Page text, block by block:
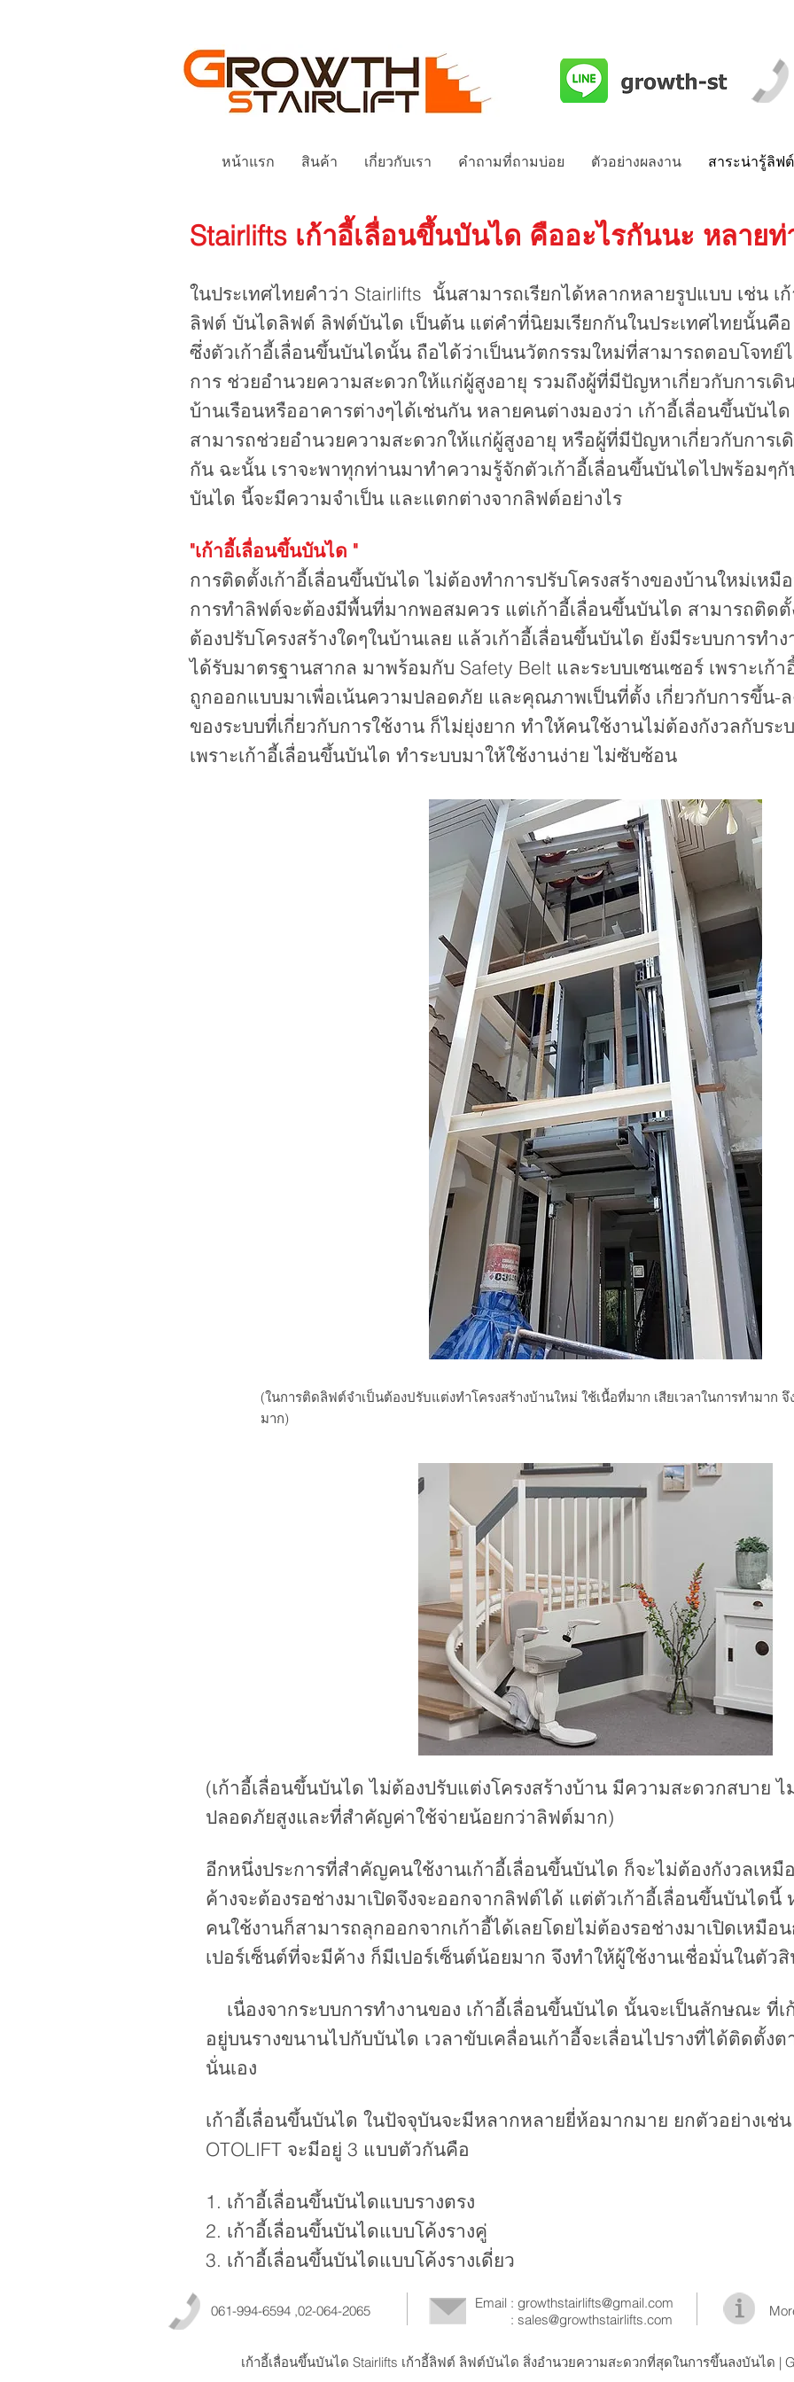
หน้าแรก สินค้า เกี่ยวกับเรา คำถามที่ถามบ่อย ตัวอย่างผลงาน สาระน่ารู้ลิฟ
Stairlifts เก้าอี้เลื่อนขึ้นบันได คืออะไรกันนะ หลาย
ในประเทศไทยคำว่า Stairlifts นั้นสามารถเรียกได้หลากหลายรูปแบบ เช่น เ
ลิฟต์ บันไดลิฟต์ ลิฟต์บันได เป็นต้น แต่คำที่นิยมเรียกกันในประเทศไทยนั้นคือ
ซึ่งตัวเก้าอี้เลื่อนขึ้นบันไดนั้น ถือได้ว่าเป็นนวัตกรรมใหม่ที่สามารถตอบโจทย์
การ ช่วยอำนวยความสะดวกให้แก่ผู้สูงอายุ รวมถึงผู้ที่มีปัญหาเกี่ยวกับการเ
บ้านเรือนหรืออาคารต่างๆได้เช่นกัน หลายคนต่างมองว่า เก้าอี้เลื่อนขึ้นบันไ
สามารถช่วยอำนวยความสะดวกให้แก่ผู้สูงอายุ หรือผู้ที่มีปัญหาเกี่ยวกับการเ
กัน ฉะนั้น เราจะพาทุกท่านมาทำความรู้จักตัวเก้าอี้เลื่อนขึ้นบันไดไปพร้อมๆ
บันได นี้จะมีความจำเป็น และแตกต่างจากลิฟต์อย่างไร
"เก้าอี้เลื่อนขึ้นบันได "
การติดตั้งเก้าอี้เลื่อนขึ้นบันได ไม่ต้องทำการปรับโครงสร้างของบ้านใหม่เหมื
การทำลิฟต์จะต้องมีพื้นที่มากพอสมควร แต่เก้าอี้เลื่อนขึ้นบันได สามารถติด
ต้องปรับโครงสร้างใดๆในบ้านเลย แล้วเก้าอี้เลื่อนขึ้นบันได ยังมีระบบการท
ได้รับมาตรฐานสากล มาพร้อมกับ Safety Belt และระบบเซนเซอร์ เพราะเก้
ถูกออกแบบมาเพื่อเน้นความปลอดภัย และคุณภาพเป็นที่ตั้ง เกี่ยวกับการขึ้น-ล
ของระบบที่เกี่ยวกับการใช้งาน ก็ไม่ยุ่งยาก ทำให้คนใช้งานไม่ต้องกังวลกับระ
เพราะเก้าอี้เลื่อนขึ้นบันได ทำระบบมาให้ใช้งานง่าย ไม่ซับซ้อน
(ในการติดลิฟต์จำเป็นต้องปรับแต่งทำโครงสร้างบ้านใหม่ ใช้เนื้อที่มาก เสียเวลาในการทำมาก
มาก)
(เก้าอี้เลื่อนขึ้นบันได ไม่ต้องปรับแต่งโครงสร้างบ้าน มีความสะดวกสบาย
ปลอดภัยสูงและที่สำคัญค่าใช้จ่ายน้อยกว่าลิฟต์มาก)
อีกหนึ่งประการที่สำคัญคนใช้งานเก้าอี้เลื่อนขึ้นบันได ก็จะไม่ต้องกังวลเห
ค้างจะต้องรอช่างมาเปิดจึงจะออกจากลิฟต์ได้ แต่ตัวเก้าอี้เลื่อนขึ้นบันไดนี้
คนใช้งานก็สามารถลุกออกจากเก้าอี้ได้เลยโดยไม่ต้องรอช่างมาเปิดเหมื
เปอร์เซ็นต์ที่จะมีค้าง ก็มีเปอร์เซ็นต์น้อยมาก จึงทำให้ผู้ใช้งานเชื่อมั่นในตัว
เนื่องจากระบบการทำงานของ เก้าอี้เลื่อนขึ้นบันได นั้นจะเป็นลักษณะ ที่เ
อยู่บนรางขนานไปกับบันได เวลาขับเคลื่อนเก้าอี้จะเลื่อนไปรางที่ได้ติดตั้ง
นั่นเอง
เก้าอี้เลื่อนขึ้นบันได ในปัจจุบันจะมีหลากหลายยี่ห้อมากมาย ยกตัวอย่างเช่
OTOLIFT จะมีอยู่ 3 แบบตัวกันคือ
1. เก้าอี้เลื่อนขึ้นบันไดแบบรางตรง
2. เก้าอี้เลื่อนขึ้นบันไดแบบโค้งรางคู่
3. เก้าอี้เลื่อนขึ้นบันไดแบบโค้งรางเดี่ยว
061-994-6594 ,02-064-2065 Email : growthstairlifts@gmail.com
: sales@growthstairlifts.com
เก้าอี้เลื่อนขึ้นบันได Stairlifts เก้าอี้ลิฟต์ ลิฟต์บันได สิ่งอำนวยความสะดวกที่สุดในการขึ้นลงบันได |